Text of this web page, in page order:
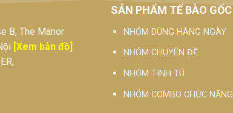
B, The Manor
[Xem bản đồ]
SẢN PHẨM TẾ BÀO GỐC
NHÓM DÙNG HÀNG NGÀY
NHÓM CHUYÊN ĐỀ
NHÓM TINH TÚ
NHÓM COMBO CHỨC NĂNG